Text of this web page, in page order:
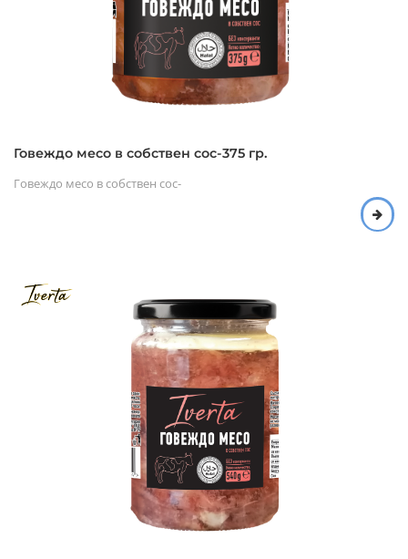
Говеждо месо в собствен сос-375 гр.
Говеждо месо в собствен сос-